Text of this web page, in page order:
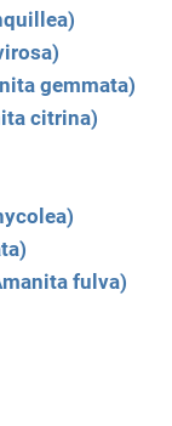
gemmata)
citrina)
fulva)